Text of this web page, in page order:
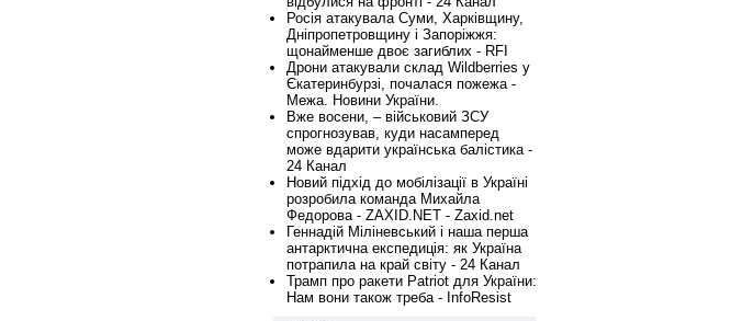
Росія атакувала Суми, Харківщину,
Дніпропетровщину і Запоріжжя:
щонайменше двоє загиблих - RFI
Дрони атакували склад Wildberries у
Єкатеринбурзі, почалася пожежа -
Межа. Новини України.
Вже восени, – військовий ЗСУ
спрогнозував, куди насамперед
може вдарити українська балістика -
24 Канал
Новий підхід до мобілізації в Україні
розробила команда Михайла
Федорова - ZAXID.NET - Zaxid.net
Геннадій Міліневський і наша перша
антарктична експедиція: як Україна
потрапила на край світу - 24 Канал
Трамп про ракети Patriot для України:
Нам вони також треба - InfoResist